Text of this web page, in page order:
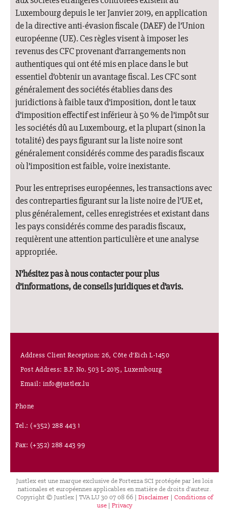
Luxembourg depuis le 1er Janvier 2019, en application
de la directive anti-évasion fiscale (DAEF) de l’Union
européenne (UE). Ces règles visent à imposer les
revenus des CFC provenant d’arrangements non
authentiques qui ont été mis en place dans le but
essentiel d’obtenir un avantage fiscal. Les CFC sont
généralement des sociétés établies dans des
juridictions à faible taux d’imposition, dont le taux
d’imposition effectif est inférieur à 50 % de l’impôt sur
les sociétés dû au Luxembourg, et la plupart (sinon la
totalité) des pays figurant sur la liste noire sont
généralement considérés comme des paradis fiscaux
où l’imposition est faible, voire inexistante.
Pour les entreprises européennes, les transactions avec
des contreparties figurant sur la liste noire de l’UE et,
plus généralement, celles enregistrées et existant dans
les pays considérés comme des paradis fiscaux,
requièrent une attention particulière et une analyse
appropriée.
N’hésitez pas à nous contacter pour plus
d’informations, de conseils juridiques et d’avis.
Address Client Reception: 26, Côte d’Eich L-1450
Post Address: B.P. No. 503 L-2015, Luxembourg
Email: info@justlex.lu
Phone
Tel.: (+352) 288 443 1
Fax: (+352) 288 443 99
Justlex est une marque exclusive de Fortezza SCI protégée par les lois
nationales et européennes applicables en matière de droits d’auteur.
Copyright © Justlex | TVA LU 30 07 08 66 | Disclaimer
Conditions of
use| Privacy